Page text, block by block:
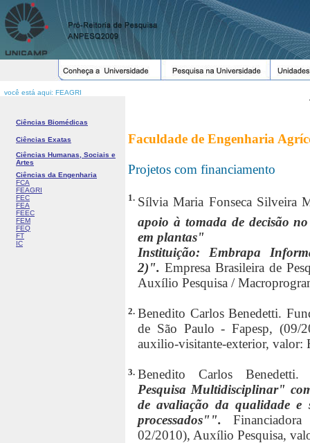
você está aqui: FEAGRI
Ciências Biomédicas
Ciências Exatas
Ciências Humanas, Sociais e
Artes
Ciências da Engenharia
FCA
FEAGRI
FEC
FEA
FEEC
FEM
FEQ
FT
IC
Faculdade de Engenharia
Projetos com financiamento
1. Sílvia Maria Fonseca Silveira
apoio à tomada de decisão
em plantas"
Instituição: Embrapa
2)". Empresa Brasileira de
Auxílio Pesquisa /
2. Benedito Carlos Benedetti.
de São Paulo - Fapesp, (09/
auxilio-visitante-exterior, valor:
3. Benedito Carlos
Pesquisa Multidisciplinar"
de avaliação da qualidade e
processados"".
02/2010), Auxílio Pesquisa,